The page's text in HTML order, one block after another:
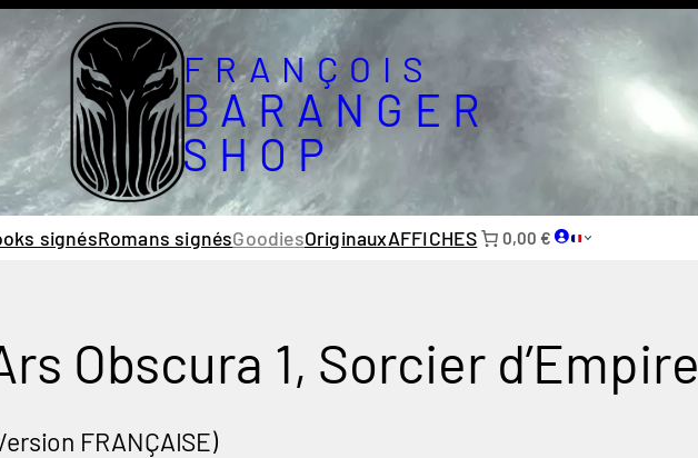
FRANÇOIS
BARANGER
SHOP
signésRomans signésGoodiesOriginauxAFFICHES 0,00 €
Obscura 1, Sorcier d’Empire
FRANÇAISE)